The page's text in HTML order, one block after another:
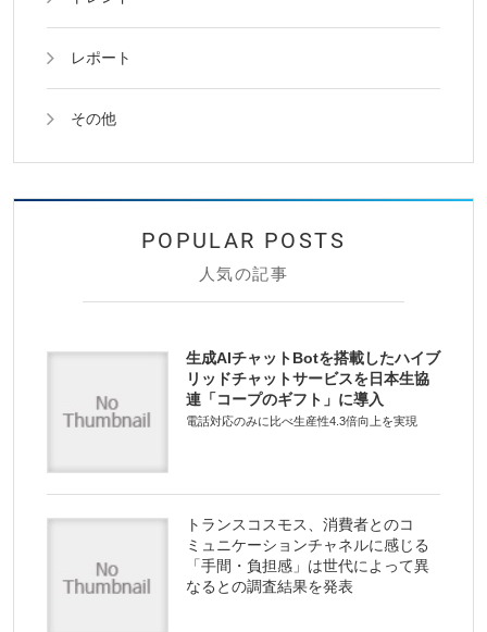
レポート
その他
人気の記事
生成AIチャットBotを搭載したハイブ
リッドチャットサービスを日本生協
連「コープのギフト」に導入
電話対応のみに比べ生産性4.3倍向上を実現
トランスコスモス、消費者とのコ
ミュニケーションチャネルに感じる
「手間・負担感」は世代によって異
なるとの調査結果を発表